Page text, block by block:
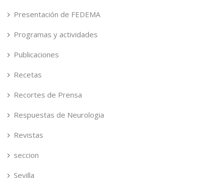
Presentación de FEDEMA
Programas y actividades
Publicaciones
Recetas
Recortes de Prensa
Respuestas de Neurologia
Revistas
seccion
Sevilla